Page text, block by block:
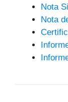
Nota
Nota